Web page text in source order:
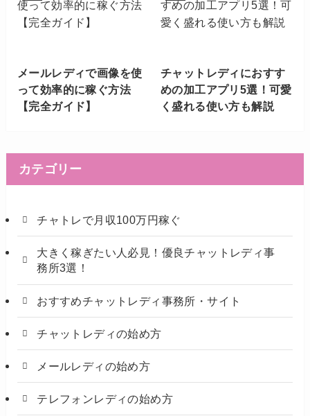
メールレディで画像を使
って効率的に稼ぐ方法
【完全ガイド】
チャットレディにおすす
めの加工アプリ5選！可愛
く盛れる使い方も解説
カテゴリー
チャトレで月収100万円稼ぐ
大きく稼ぎたい人必見！優良チャットレディ事
務所3選！
おすすめチャットレディ事務所・サイト
チャットレディの始め方
メールレディの始め方
テレフォンレディの始め方